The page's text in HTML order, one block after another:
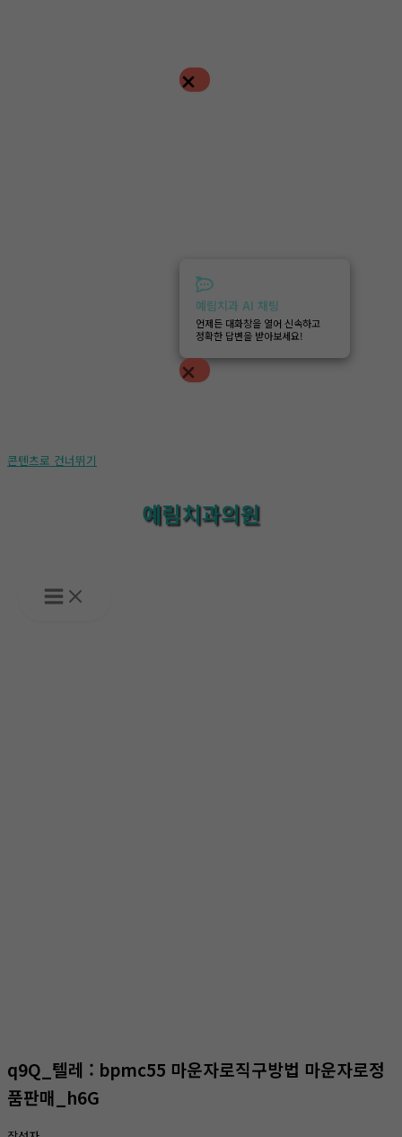
예림치과 AI 채팅
언제든 대화창을 열어 신속하고
정확한 답변을 받아보세요!
콘텐츠로 건너뛰기
예림치과의원
q9Q_텔레 : bpmc55 마운자로직구방법 마운자로정
품판매_h6G